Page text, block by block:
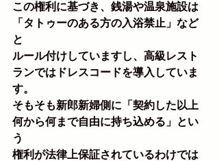
この権利に基づき、銭湯や温泉施設は
「タトゥーのある方の入浴禁止」など
と
ルール付けしていますし、高級レスト
ランではドレスコードを導入していま
す。
そもそも新郎新婦側に「契約した以上
何から何まで自由に持ち込める」とい
う
権利が法律上保証されているわけでは